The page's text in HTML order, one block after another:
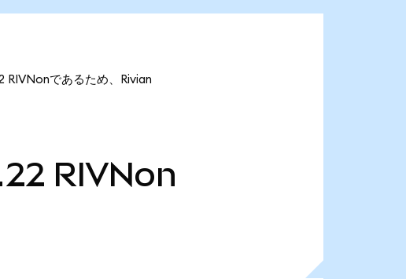
RIVNonであるため、Rivian
RIVNon